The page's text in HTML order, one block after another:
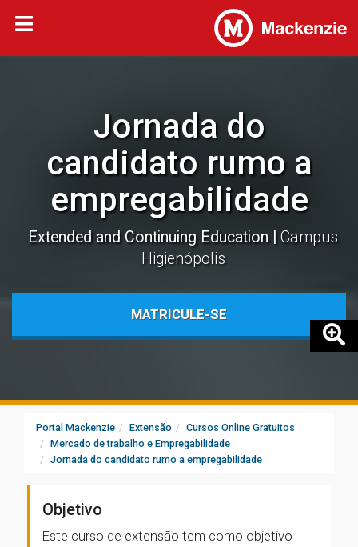
Jornada do
candidato rumo a
empregabilidade
Extended and Continuing Education
Campus
Higienópolis
MATRICULE-SE
Portal Mackenzie Extensão
Cursos Online Gratuitos
Mercado de trabalho e Empregabilidade
Jornada do candidato rumo a empregabilidade
Objetivo
Este curso de extensão tem como objetivo